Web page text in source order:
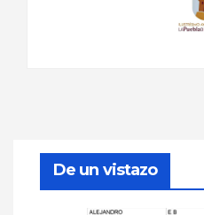
De un vistazo